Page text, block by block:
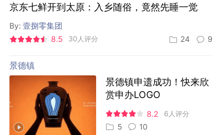
京东七鲜开到太原：入乡随俗，竟然先睡一觉
By:壹捌零集团
8.5
30人评分 24 9
景德镇
景德镇申遗成功！快来欣
赏申办LOGO
8.2 6人评分
5 10